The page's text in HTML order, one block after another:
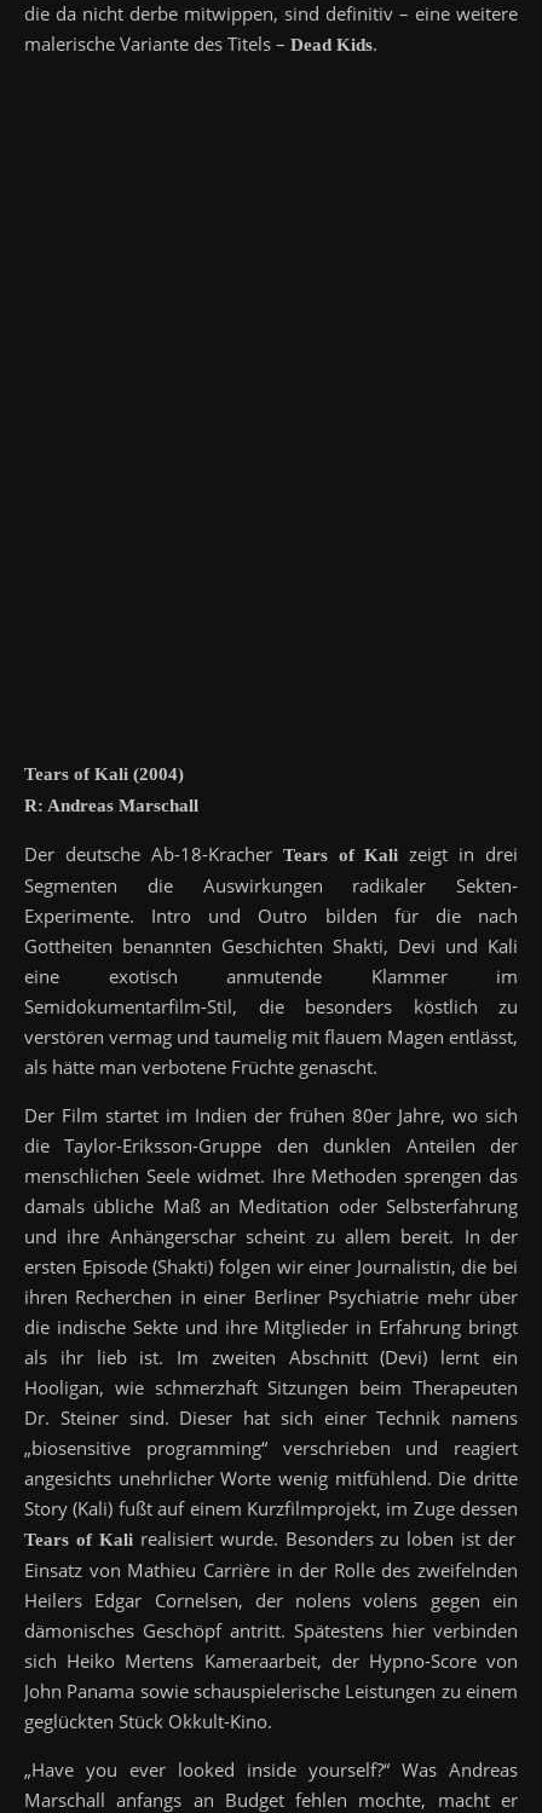
die da nicht derbe mitwippen, sind definitiv – eine weitere
malerische Variante des Titels – Dead Kids.
Tears of Kali (2004)
R: Andreas Marschall
Der deutsche Ab-18-Kracher Tears of Kali zeigt in drei
Segmenten die Auswirkungen radikaler Sekten-
Experimente. Intro und Outro bilden für die nach
Gottheiten benannten Geschichten Shakti, Devi und Kali
eine exotisch anmutende Klammer im
Semidokumentarfilm-Stil, die besonders köstlich zu
verstören vermag und taumelig mit flauem Magen entlässt,
als hätte man verbotene Früchte genascht.
Der Film startet im Indien der frühen 80er Jahre, wo sich
die Taylor-Eriksson-Gruppe den dunklen Anteilen der
menschlichen Seele widmet. Ihre Methoden sprengen das
damals übliche Maß an Meditation oder Selbsterfahrung
und ihre Anhängerschar scheint zu allem bereit. In der
ersten Episode (Shakti) folgen wir einer Journalistin, die bei
ihren Recherchen in einer Berliner Psychiatrie mehr über
die indische Sekte und ihre Mitglieder in Erfahrung bringt
als ihr lieb ist. Im zweiten Abschnitt (Devi) lernt ein
Hooligan, wie schmerzhaft Sitzungen beim Therapeuten
Dr. Steiner sind. Dieser hat sich einer Technik namens
„biosensitive programming“ verschrieben und reagiert
angesichts unehrlicher Worte wenig mitfühlend. Die dritte
Story (Kali) fußt auf einem Kurzfilmprojekt, im Zuge dessen
Tears of Kali realisiert wurde. Besonders zu loben ist der
Einsatz von Mathieu Carrière in der Rolle des zweifelnden
Heilers Edgar Cornelsen, der nolens volens gegen ein
dämonisches Geschöpf antritt. Spätestens hier verbinden
sich Heiko Mertens Kameraarbeit, der Hypno-Score von
John Panama sowie schauspielerische Leistungen zu einem
geglückten Stück Okkult-Kino.
„Have you ever looked inside yourself?“ Was Andreas
Marschall anfangs an Budget fehlen mochte, macht er